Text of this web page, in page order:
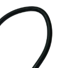
Fascia
di
prezzo:
Questo
opzioni